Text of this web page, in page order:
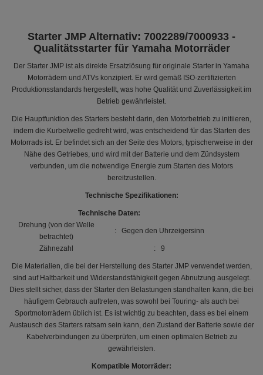
Starter JMP Alternativ: 7002289/7000933 -
Qualitätsstarter für Yamaha Motorräder
Der Starter JMP ist als direkte Ersatzlösung für originale Starter in Yamaha
Motorrädern und ATVs konzipiert. Er wird gemäß ISO-zertifizierten
Produktionsstandards hergestellt, was hohe Qualität und Zuverlässigkeit im
Betrieb gewährleistet.
Die Hauptfunktion des Starters besteht darin, den Motorbetrieb zu initiieren,
indem die Kurbelwelle gedreht wird, was entscheidend für das Starten des
Motorrads ist. Er befindet sich an der Seite des Motors, typischerweise in der
Nähe des Getriebes, und wird mit der Batterie und dem Zündsystem
verbunden, um die notwendige Energie zum Starten des Motors
bereitzustellen.
Technische Spezifikationen:
Technische Daten:
Drehung (von der Welle
betrachtet)
: Gegen den Uhrzeigersinn
Zähnezahl : 9
Die Materialien, die bei der Herstellung des Starter JMP verwendet werden,
sind auf Haltbarkeit und Widerstandsfähigkeit gegen Abnutzung ausgelegt.
Dies stellt sicher, dass der Starter den Belastungen standhalten kann, die bei
häufigem Gebrauch auftreten, was sowohl bei Touring- als auch bei
Sportmotorrädern üblich ist. Es ist wichtig zu beachten, dass es bei einem
Austausch des Starters ratsam sein kann, den Zustand der Batterie sowie der
Kabelverbindungen zu überprüfen, um einen optimalen Betrieb zu
gewährleisten.
Kompatible Motorräder: